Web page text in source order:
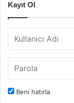
Kayıt Ol
Beni hatırla